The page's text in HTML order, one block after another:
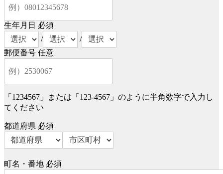
生年月日 必須
/
/
郵便番号 任意
「1234567」または「123-4567」のように半角数字で入力し
てください
都道府県 必須
町名・番地 必須